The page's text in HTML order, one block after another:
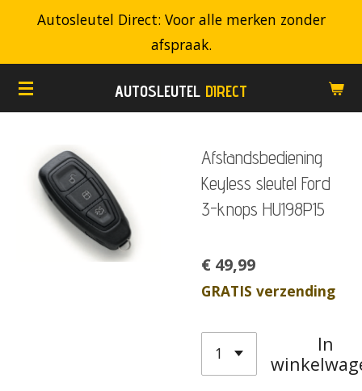
de
AUTOSLEUTEL DIRECT
Autosleutel Direct: Voor alle merken zonder
afspraak.
Afstandsbediening
Keyless sleutel Ford
3-knops HU198P15
€ 49,99
GRATIS verzending
In